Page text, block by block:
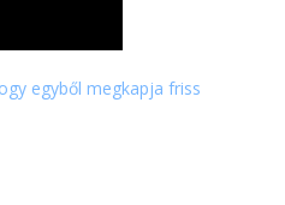
egyből megkapja friss